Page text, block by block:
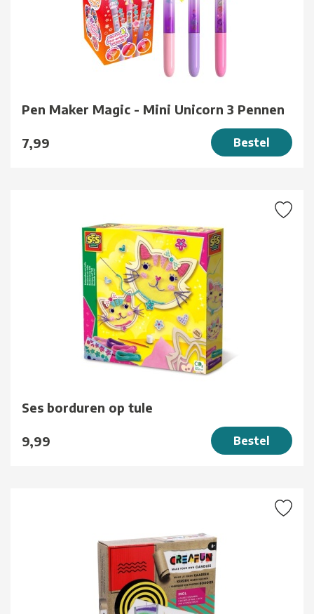
Pen Maker Magic - Mini Unicorn 3 Pennen
7,99 Bestel
Ses borduren op tule
9,99 Bestel